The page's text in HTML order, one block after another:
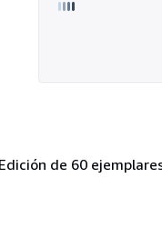
de 60